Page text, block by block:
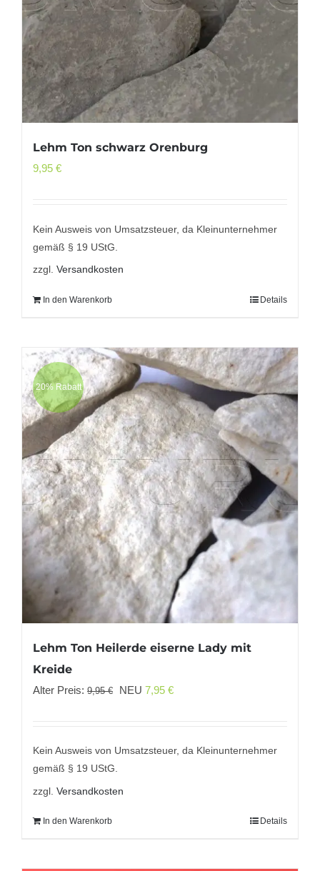
Lehm Ton schwarz Orenburg
9,95 €
Kein Ausweis von Umsatzsteuer, da Kleinunternehmer
gemäß § 19 UStG.
zzgl. Versandkosten
In den Warenkorb Details
20% Rabatt
Lehm Ton Heilerde eiserne Lady mit
Kreide
Alter Preis: 9,95€
Ursprünglicher
9,95 €
NEU 7,95 €Aktueller
7,95 €.
Kein Ausweis von Umsatzsteuer, da Kleinunternehmer
gemäß § 19 UStG.
zzgl. Versandkosten
In den Warenkorb Details